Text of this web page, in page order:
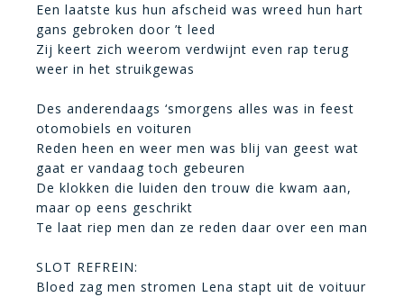
Een laatste kus hun afscheid was wreed hun hart
gans gebroken door ’t leed
Zij keert zich weerom verdwijnt even rap terug
weer in het struikgewas
Des anderendaags ‘smorgens alles was in feest
otomobiels en voituren
Reden heen en weer men was blij van geest wat
gaat er vandaag toch gebeuren
De klokken die luiden den trouw die kwam aan,
maar op eens geschrikt
Te laat riep men dan ze reden daar over een man
SLOT REFREIN:
Bloed zag men stromen Lena stapt uit de voituur